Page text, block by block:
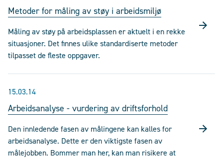
Metoder for måling av støy i arbeidsmiljø
Måling av støy på arbeidsplassen er aktuelt i en rekke
situasjoner. Det finnes ulike standardiserte metoder
tilpasset de fleste oppgaver.
15.03.14
Arbeidsanalyse - vurdering av driftsforhold
Den innledende fasen av målingene kan kalles for
arbeidsanalyse. Dette er den viktigste fasen av
målejobben. Bommer man her, kan man risikere at